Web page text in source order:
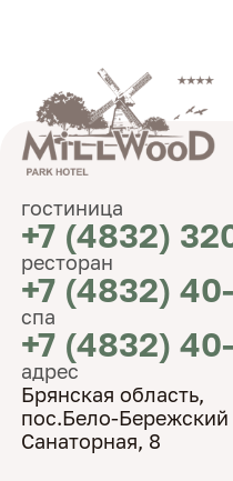
гостиница
+7 (4832)
ресторан
+7 (4832)
спа
+7 (4832)
адрес
Брянская область,
пос.Бело-Бережский
Санаторная, 8